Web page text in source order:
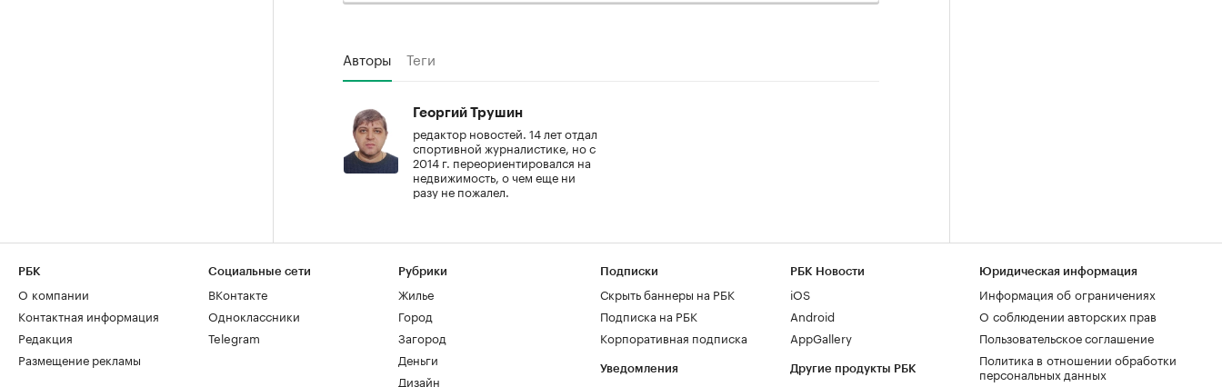
Авторы Теги
Георгий Трушин
редактор новостей. 14 лет отдал
спортивной журналистике, но с
2014 г. переориентировался на
недвижимость, о чем еще ни
разу не пожалел.
РБК
О компании
Контактная информация
Редакция
Размещение рекламы
Социальные сети
ВКонтакте
Одноклассники
Telegram
Рубрики
Жилье
Город
Загород
Деньги
Дизайн
Подписки
Скрыть баннеры на РБК
Подписка на РБК
Корпоративная подписка
Уведомления
РБК Новости
iOS
Android
AppGallery
Другие продукты РБК
Юридическая информация
Информация об ограничениях
О соблюдении авторских прав
Пользовательское соглашение
Политика в отношении обработки
персональных данных